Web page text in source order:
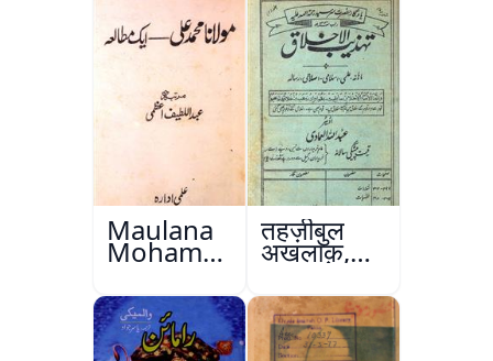
Maulana
Mohammad
Ali Ek
Mutala
तहज़ीबुल
अख़लाक़,
अमृतसर